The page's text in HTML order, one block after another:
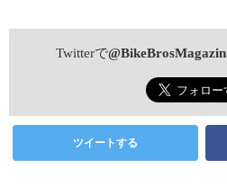
Twitterで@BikeBrosMagazin
ツイートする